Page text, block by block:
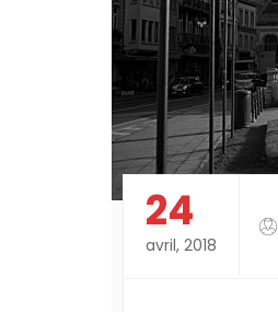
24
avril, 2018